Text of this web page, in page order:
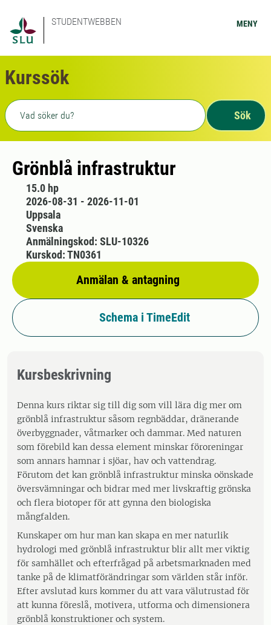
STUDENTWEBBEN MENY
Kurssök
Fritext sökning
Sök
Grönblå infrastruktur
15.0 hp
2026-08-31 - 2026-11-01
Uppsala
Svenska
Anmälan & antagning
Anmälningskod: SLU-10326
Kurskod: TN0361
Schema i TimeEdit
Kursbeskrivning
Denna kurs riktar sig till dig som vill lära dig mer om
grönblå infrastruktur såsom regnbäddar, dränerande
överbyggnader, våtmarker och dammar. Med naturen
som förebild kan dessa element minskar föroreningar
som annars hamnar i sjöar, hav och vattendrag.
Förutom det kan grönblå infrastruktur minska oönskade
översvämningar och bidrar med mer livskraftig grönska
och flera biotoper för att gynna den biologiska
mångfalden.
Kunskaper om hur man kan skapa en mer naturlik
hydrologi med grönblå infrastruktur blir allt mer viktig
för samhället och efterfrågad på arbetsmarknaden med
tanke på de klimatförändringar som världen står inför.
Efter avslutad kurs kommer du att vara välutrustad för
att kunna föreslå, motivera, utforma och dimensionera
grönblå konstruktioner och system.